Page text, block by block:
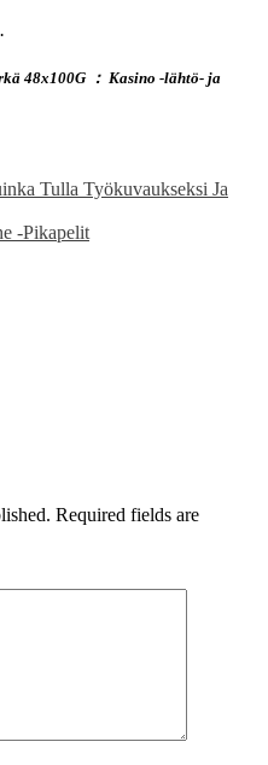
48x100G ： Kasino -lähtö- ja
Tulla Työkuvaukseksi Ja
-Pikapelit
Required fields are